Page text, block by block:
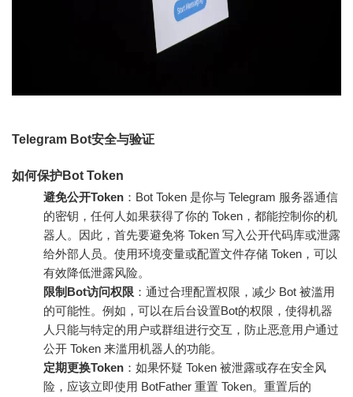
Telegram Bot安全与验证
如何保护Bot Token
避免公开Token ：Bot Token 是你与 Telegram 服务器通信
的密钥，任何人如果获得了你的 Token，都能控制你的机
器人。因此，首先要避免将 Token 写入公开代码库或泄露
给外部人员。使用环境变量或配置文件存储 Token，可以
有效降低泄露风险。
限制Bot访问权限 ：通过合理配置权限，减少 Bot 被滥用
的可能性。例如，可以在后台设置Bot的权限，使得机器
人只能与特定的用户或群组进行交互，防止恶意用户通过
公开 Token 来滥用机器人的功能。
定期更换Token ：如果怀疑 Token 被泄露或存在安全风
险，应该立即使用 BotFather 重置 Token。重置后的